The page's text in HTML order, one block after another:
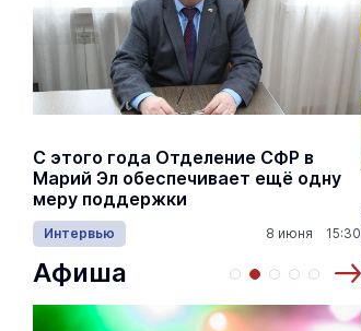
С этого года Отделение СФР в
Марий Эл обеспечивает ещё одну
меру поддержки
Интервью 8 июня 15:30
Афиша
В Марий Эл на сельской дороге
водитель иномарки сбил
В результате ДТП 75-летний
велосипедист с травмами
госпитализирован.